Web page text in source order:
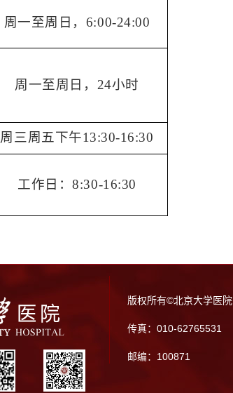
周一至周日， 6:00-24:00
周一至周日， 24小时
周三周五下午13:30-16:30
工作日：8:30-16:30
版权所有©北京大学医院
传真：010-62765531
邮编：100871